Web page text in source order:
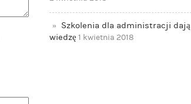
Szkolenia dla administracji dają
wiedzę 1 kwietnia 2018